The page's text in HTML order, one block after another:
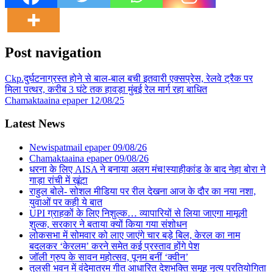
Post navigation
Ckp.दुर्घटनाग्रस्त होने से बाल-बाल बची इतवारी एक्सप्रेस, रेलवे ट्रैक पर
मिला पत्थर, करीब 3 घंटे तक हावड़ा मुंबई रेल मार्ग रहा बाधित
Chamaktaaina epaper 12/08/25
Latest News
Newispatmail epaper 09/08/26
Chamaktaaina epaper 09/08/26
धरना के लिए AISA ने बनाया अलग मंच!स्याहीकांड के बाद नेहा बोरा ने
गाड़ा रांची में खूंटा
राहुल बोले- सोशल मीडिया पर रील देखना आज के दौर का नया नशा,
युवाओं पर कही ये बात
UPI ग्राहकों के लिए निशुल्क… व्यापारियों से लिया जाएगा मामूली
शुल्क, सरकार ने बताया क्यों किया गया संशोधन
लोकसभा में सोमवार को लाए जाएंगे चार बड़े बिल, केरल का नाम
बदलकर ‘केरलम’ करने समेत कई प्रस्ताव होंगे पेश
जॉली ग्रुप के सावन महोत्सव, पूनम बनीं ‘क्वीन’
तुलसी भवन में वंदेमातरम गीत आधारित देशभक्ति समूह नृत्य प्रतियोगिता